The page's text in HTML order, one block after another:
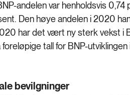
andelen var henholdsvis
Den høye andelen i 2020
har det vært ny sterk vekst i
tall for BNP-
bevilgninger